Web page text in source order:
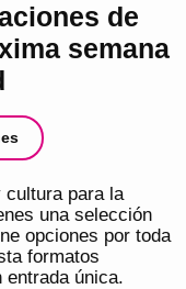
de
semana
cultura para la
una selección
opciones por toda
formatos
entrada única.